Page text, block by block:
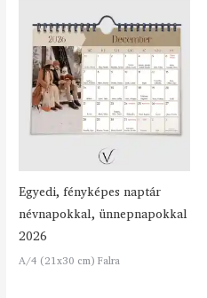
Egyedi, fényképes naptár
névnapokkal, ünnepnapokkal
2026
A/4 (21x30 cm) Falra